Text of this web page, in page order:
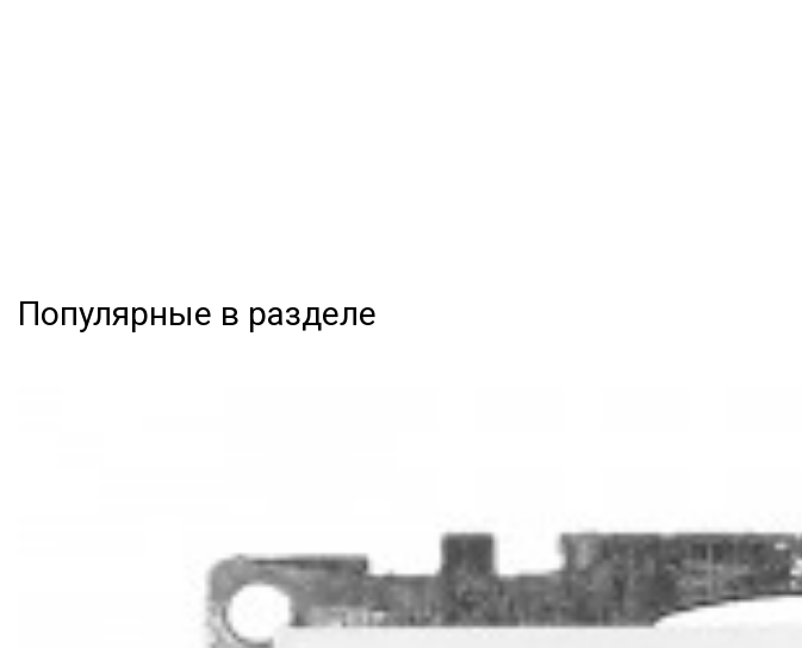
Популярные в разделе